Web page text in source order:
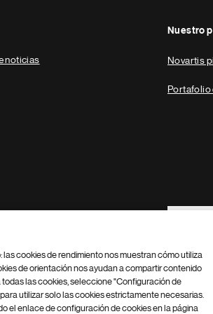
noticias
Nuestro
Novartis
Portafolio
Footer
Configuración de cookies Mapa del
cookies de rendimiento nos muestran cómo utiliza
de orientación nos ayudan a compartir contenido
las cookies, seleccione "Configuración de
utilizar solo las cookies estrictamente necesarias.
el enlace de configuración de cookies en la página